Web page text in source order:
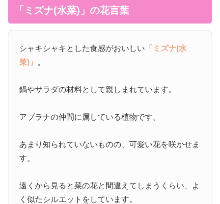
「ミズナ(水菜)」の花言葉
シャキシャキとした食感がおいしい 「ミズナ(水
菜)」 。
鍋やサラダの材料として親しまれています。
アブラナの仲間に属している植物です。
あまり知られていないものの、可愛い花を咲かせま
す。
遠くから見ると菜の花と間違えてしまうくらい、よ
く似たシルエットをしています。